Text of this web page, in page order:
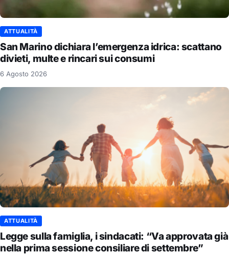
ATTUALITÀ
San Marino dichiara l’emergenza idrica: scattano
divieti, multe e rincari sui consumi
6 Agosto 2026
ATTUALITÀ
Legge sulla famiglia, i sindacati: “Va approvata già
nella prima sessione consiliare di settembre”